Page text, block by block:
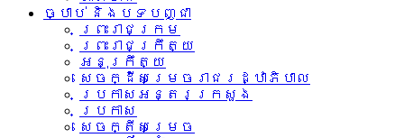
ច្បាប់ និងបទបញ្ជា
ព្រះរាជក្រម
ព្រះរាជក្រឹត្យ
អនុក្រឹត្យ
សេចក្ដីសម្រេចរាជរដ្ឋាភិបាល
ប្រកាសអន្តរក្រសួង
ប្រកាស
សេចក្តីសម្រេច